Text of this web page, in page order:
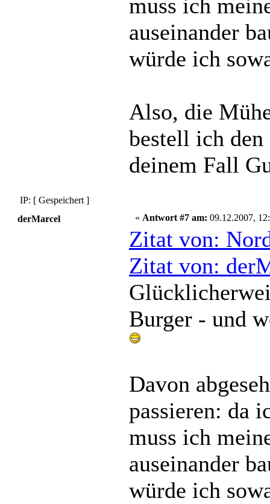
muss ich
auseinander
würde ich
Also, die
bestell ich
deinem Fall
IP: [ Gespeichert ]
derMarcel
« Antwort #7 am: 09.12.2007,
Zitat von:
Zitat von:
Burger - und
Davon
passieren: da
muss ich
auseinander
würde ich